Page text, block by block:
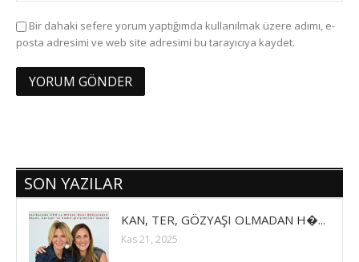
Bir dahaki sefere yorum yaptığımda kullanılmak üzere adımı, e-
posta adresimi ve web site adresimi bu tarayıcıya kaydet.
SON YAZILAR
KAN, TER, GÖZYAŞI OLMADAN H�...
Kas 21, 2025